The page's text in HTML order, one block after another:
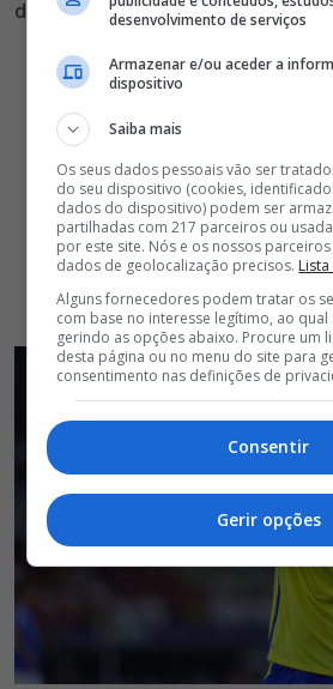
desportiva 2026/27desenvolvimento de serviços
Armazenar e/ou aceder a
dispositivo
Saiba mais
Os seus dados pessoais vão ser
do seu dispositivo (cookies,
dados do dispositivo) podem ser
partilhadas com 217 parceiros ou
por este site. Nós e os nossos
dados de geolocalização precisos.
Alguns fornecedores podem tratar os
com base no interesse legítimo, ao
gerindo as opções abaixo. Procure um
desta página ou no menu do site para
consentimento nas definições de
Consentir
Gerir opções